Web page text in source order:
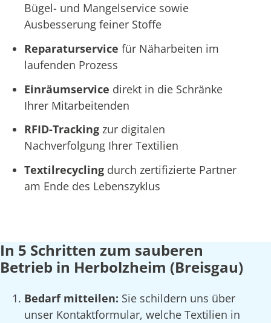
Bügel- und Mangelservice sowie
Ausbesserung feiner Stoffe
Reparaturservice für Näharbeiten im
laufenden Prozess
Einräumservice direkt in die Schränke
Ihrer Mitarbeitenden
RFID-Tracking zur digitalen
Nachverfolgung Ihrer Textilien
Textilrecycling durch zertifizierte Partner
am Ende des Lebenszyklus
In 5 Schritten zum sauberen
Betrieb in Herbolzheim (Breisgau)
Bedarf mitteilen: Sie schildern uns über
unser Kontaktformular, welche Textilien in